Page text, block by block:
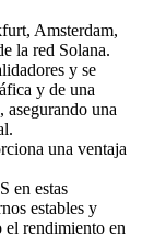
Amsterdam,
la red Solana.
y se
y de una
asegurando una
una ventaja
en estas
estables y
el rendimiento en